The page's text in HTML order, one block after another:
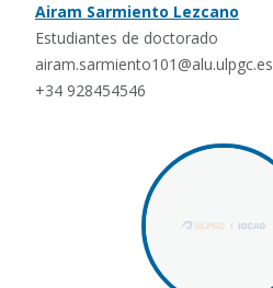
Airam Sarmiento Lezcano
Estudiantes de doctorado
airam.sarmiento101@alu.ulpgc.es
+34 928454546